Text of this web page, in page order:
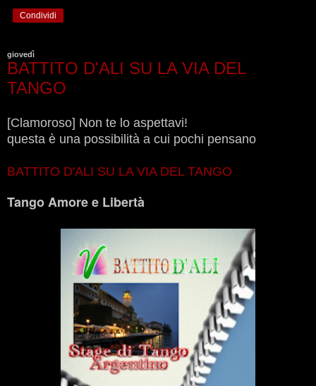
Condividi
giovedì
BATTITO D'ALI SU LA VIA DEL
TANGO
[Clamoroso] Non te lo aspettavi!
questa è una possibilità a cui pochi pensano
BATTITO D'ALI SU LA VIA DEL TANGO
Tango Amore e Libertà